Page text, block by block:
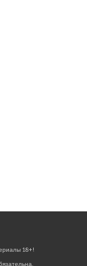
18+!